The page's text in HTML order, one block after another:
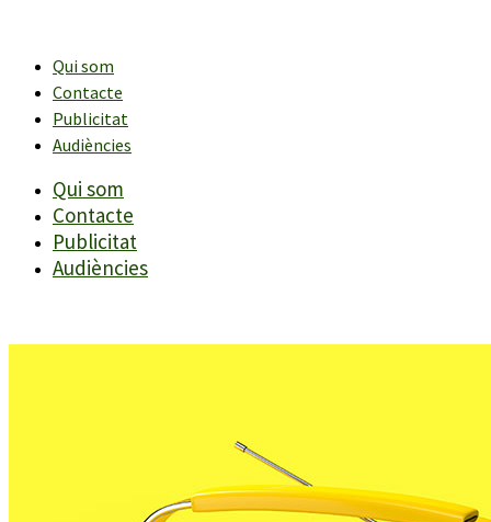
contingutQui som
Contacte
Publicitat
Audiències
Qui som
Contacte
Publicitat
Audiències